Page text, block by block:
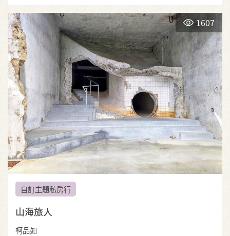
1607
自訂主題私房行
山海旅人
柯品如